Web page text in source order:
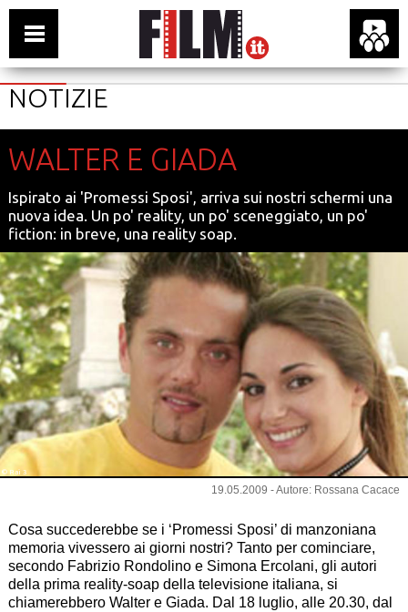
NOTIZIE
WALTER E GIADA
Ispirato ai 'Promessi Sposi', arriva sui nostri schermi una
nuova idea. Un po' reality, un po' sceneggiato, un po'
fiction: in breve, una reality soap.
© Rai 3
19.05.2009 - Autore: Rossana Cacace
Cosa succederebbe se i ‘Promessi Sposi’di manzoniana
memoria vivessero ai giorni nostri? Tanto per cominciare,
secondo Fabrizio Rondolino e Simona Ercolani, gli autori
della prima reality-soap della televisione italiana, si
chiamerebbero Walter e Giada. Dal 18 luglio, alle 20.30, dal